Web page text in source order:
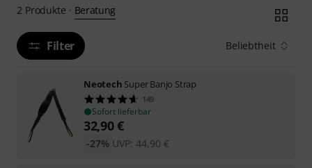
2 Produkte · Beratung
Filter Beliebtheit
Neotech Super Banjo Strap
149
Sofort lieferbar
32,90€
UVP: 44,90 €
-27%